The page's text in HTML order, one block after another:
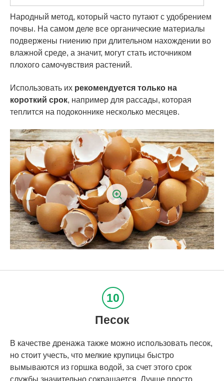
Народный метод, который часто путают с удобрением
почвы. На самом деле все органические материалы
подвержены гниению при длительном нахождении во
влажной среде, а значит, могут стать источником
плохого самочувствия растений.
Использовать их рекомендуется только на
короткий срок, например для рассады, которая
теплится на подоконнике несколько месяцев.
Песок
В качестве дренажа также можно использовать песок,
но стоит учесть, что мелкие крупицы быстро
вымываются из горшка водой, за счет этого срок